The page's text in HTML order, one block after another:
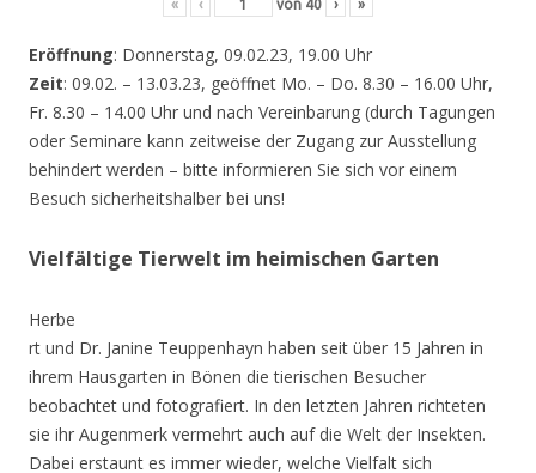
« ‹ von 40 › »
Eröffnung: Donnerstag, 09.02.23, 19.00 Uhr
Zeit: 09.02. – 13.03.23, geöffnet Mo. – Do. 8.30 – 16.00 Uhr,
Fr. 8.30 – 14.00 Uhr und nach Vereinbarung (durch Tagungen
oder Seminare kann zeitweise der Zugang zur Ausstellung
behindert werden – bitte informieren Sie sich vor einem
Besuch sicherheitshalber bei uns!
Vielfältige Tierwelt im heimischen Garten
Herbe
rt und Dr. Janine Teuppenhayn haben seit über 15 Jahren in
ihrem Hausgarten in Bönen die tierischen Besucher
beobachtet und fotografiert. In den letzten Jahren richteten
sie ihr Augenmerk vermehrt auch auf die Welt der Insekten.
Dabei erstaunt es immer wieder, welche Vielfalt sich